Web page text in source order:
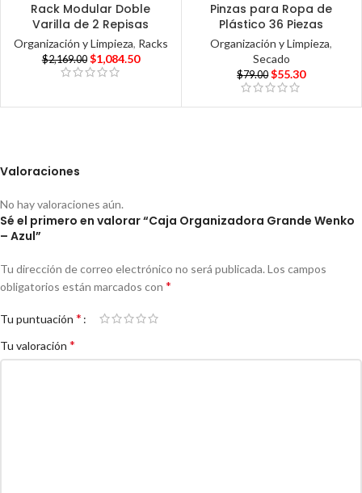
Rack Modular Doble
Varilla de 2 Repisas
Organización y Limpieza, Racks
$2,169.00 $1,084.50
Pinzas para Ropa de
Plástico 36 Piezas
Organización y Limpieza,
Secado
$79.00 $55.30
Valoraciones
No hay valoraciones aún.
Sé el primero en valorar “Caja Organizadora Grande Wenko
– Azul”
Tu dirección de correo electrónico no será publicada. Los campos
obligatorios están marcados con *
Tu puntuación *
Tu valoración *